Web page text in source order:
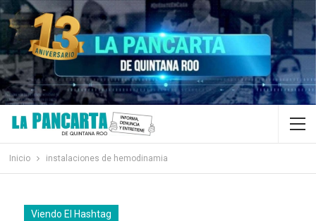
Inicio instalaciones de hemodinamia
Viendo El Hashtag